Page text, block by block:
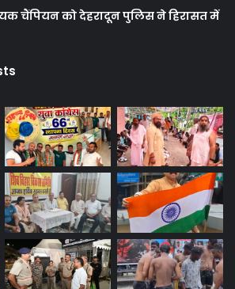
चैंपियन को देहरादून पुलिस ने हिरासत में